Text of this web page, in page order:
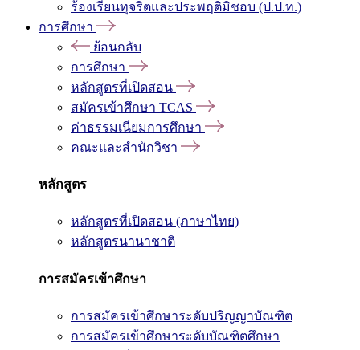
ร้องเรียนทุจริตและประพฤติมิชอบ (ป.ป.ท.)
การศึกษา
ย้อนกลับ
การศึกษา
หลักสูตรที่เปิดสอน
สมัครเข้าศึกษา TCAS
ค่าธรรมเนียมการศึกษา
คณะและสำนักวิชา
หลักสูตร
หลักสูตรที่เปิดสอน (ภาษาไทย)
หลักสูตรนานาชาติ
การสมัครเข้าศึกษา
การสมัครเข้าศึกษาระดับปริญญาบัณฑิต
การสมัครเข้าศึกษาระดับบัณฑิตศึกษา